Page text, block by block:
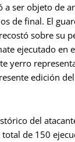
a ser objeto de
de final. El
sobre su
ejecutado en
yerro
edición
del
de 150